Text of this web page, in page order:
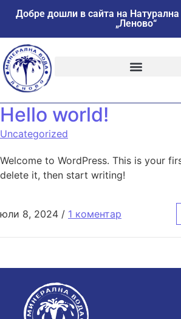
Добре дошли в сайта на
„Леново“
Hello world!
Uncategorized
Welcome to WordPress. This is your
delete it, then start writing!
юли 8, 2024 / 1 коментар